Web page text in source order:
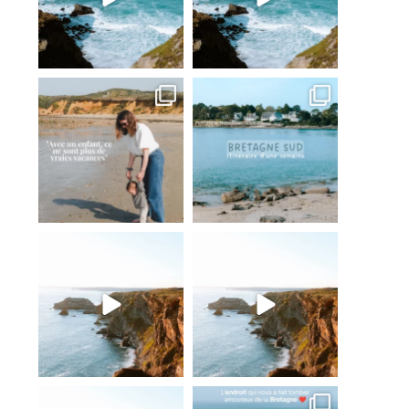
Je sais que tout n’est pas parfait
Je...
444 48
Commente « BRETAGNE »
pour recevoir mon guide...
370 266
25 1 13 0
S’il y a bien un endroit qui nous